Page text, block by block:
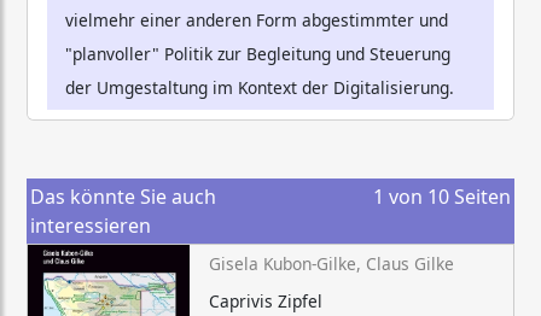
vielmehr einer anderen Form abgestimmter und
"planvoller" Politik zur Begleitung und Steuerung
der Umgestaltung im Kontext der Digitalisierung.
Das könnte Sie auch
interessieren
1 von 10 Seiten
Gisela Kubon-Gilke, Claus Gilke
Caprivis Zipfel